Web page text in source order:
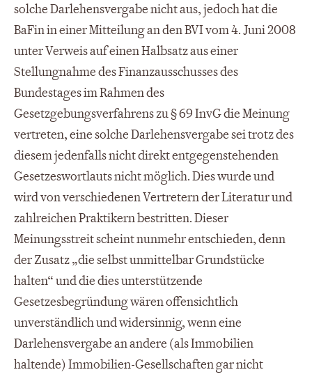
solche Darlehensvergabe nicht aus, jedoch hat die
BaFin in einer Mitteilung an den BVI vom 4. Juni 2008
unter Verweis auf einen Halbsatz aus einer
Stellungnahme des Finanzausschusses des
Bundestages im Rahmen des
Gesetzgebungsverfahrens zu § 69 InvG die Meinung
vertreten, eine solche Darlehensvergabe sei trotz des
diesem jedenfalls nicht direkt entgegenstehenden
Gesetzeswortlauts nicht möglich. Dies wurde und
wird von verschiedenen Vertretern der Literatur und
zahlreichen Praktikern bestritten. Dieser
Meinungsstreit scheint nunmehr entschieden, denn
der Zusatz „die selbst unmittelbar Grundstücke
halten“ und die dies unterstützende
Gesetzesbegründung wären offensichtlich
unverständlich und widersinnig, wenn eine
Darlehensvergabe an andere (als Immobilien
haltende) Immobilien-Gesellschaften gar nicht